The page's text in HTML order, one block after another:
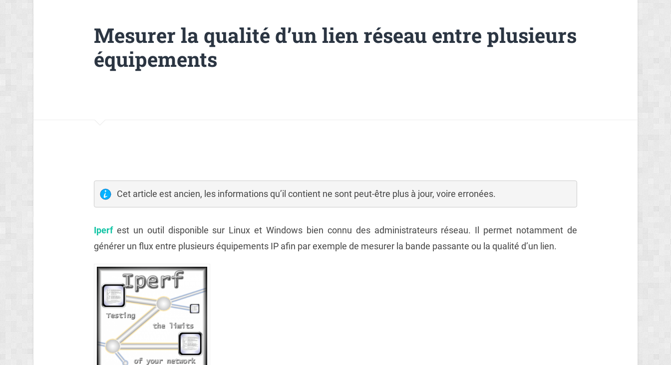
Mesurer la qualité d’un lien réseau entre plusieurs
équipements
Cet article est ancien, les informations qu’il contient ne sont peut-être plus à jour, voire erronées.
Iperfest un outil disponible sur Linux et Windows bien connu des administrateurs réseau. Il permet notamment de
générer un flux entre plusieurs équipements IP afin par exemple de mesurer la bande passante ou la qualité d’un lien.